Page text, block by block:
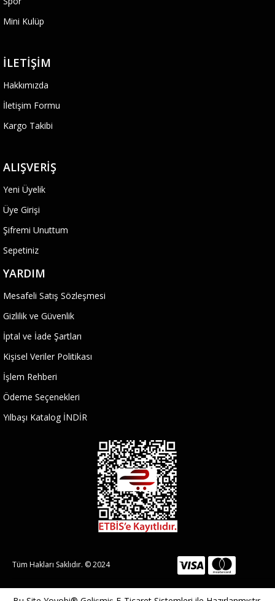
Mini Kulüp
İLETIŞIM
Hakkımızda
İletişim Formu
Kargo Takibi
ALIŞVERIŞ
Yeni Üyelik
Üye Girişi
Şifremi Unuttum
Sepetiniz
YARDIM
Mesafeli Satış Sözleşmesi
Gizlilik ve Güvenlik
İptal ve İade Şartları
Kişisel Veriler Politikası
İşlem Rehberi
Ödeme Seçenekleri
Yılbaşı Katalog İNDİR
Tüm Hakları Saklıdır. © 2024